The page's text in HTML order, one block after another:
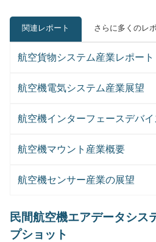
関連レポート さらに多くのレ
航空貨物システム産業レポート
航空機電気システム産業展望
航空機インターフェースデバ
航空機マウント産業概要
航空機センサー産業の展望
民間航空機エアデータシス
プショット